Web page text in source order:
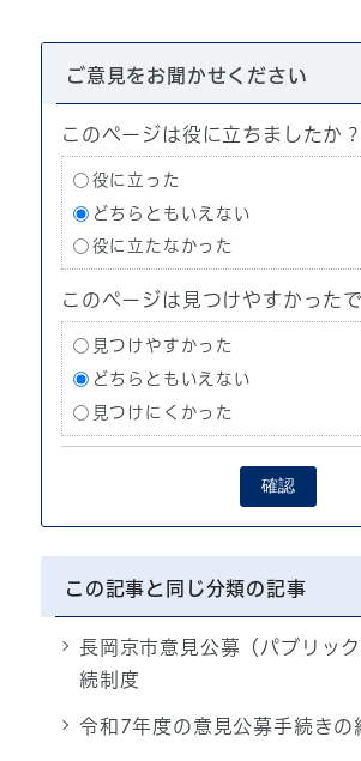
ご意見をお聞かせください
このページは役に立ちましたか？
役に立った
どちらともいえない
役に立たなかった
このページは見つけやすかった
見つけやすかった
どちらともいえない
見つけにくかった
確認
この記事と同じ分類の記事
長岡京市意見公募（パブリッ
続制度
令和7年度の意見公募手続きの